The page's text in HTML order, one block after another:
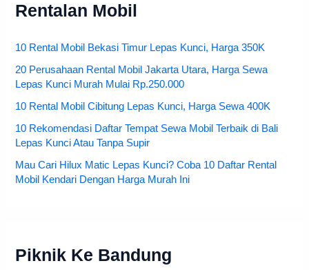
Rentalan Mobil
10 Rental Mobil Bekasi Timur Lepas Kunci, Harga 350K
20 Perusahaan Rental Mobil Jakarta Utara, Harga Sewa
Lepas Kunci Murah Mulai Rp.250.000
10 Rental Mobil Cibitung Lepas Kunci, Harga Sewa 400K
10 Rekomendasi Daftar Tempat Sewa Mobil Terbaik di Bali
Lepas Kunci Atau Tanpa Supir
Mau Cari Hilux Matic Lepas Kunci? Coba 10 Daftar Rental
Mobil Kendari Dengan Harga Murah Ini
Piknik Ke Bandung